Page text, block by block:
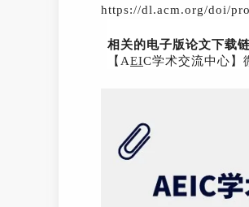
https://dl.acm.org/doi/
相关的电子版论文下载
【AEIC学术交流中心】